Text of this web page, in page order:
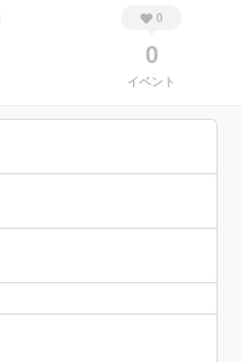
0
0
イベント